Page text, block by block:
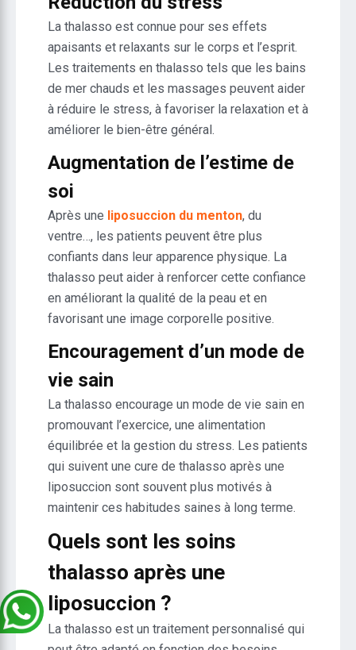
La thalasso est connue pour ses effets
apaisants et relaxants sur le corps et l’esprit.
Les traitements en thalasso tels que les bains
de mer chauds et les massages peuvent aider
à réduire le stress, à favoriser la relaxation et à
améliorer le bien-être général.
Augmentation de l’estime de
soi
Après une liposuccion du menton, du
ventre…, les patients peuvent être plus
confiants dans leur apparence physique. La
thalasso peut aider à renforcer cette confiance
en améliorant la qualité de la peau et en
favorisant une image corporelle positive.
Encouragement d’un mode de
vie sain
La thalasso encourage un mode de vie sain en
promouvant l’exercice, une alimentation
équilibrée et la gestion du stress. Les patients
qui suivent une cure de thalasso après une
liposuccion sont souvent plus motivés à
maintenir ces habitudes saines à long terme.
Quels sont les soins
thalasso après une
liposuccion ?
La thalasso est un traitement personnalisé qui